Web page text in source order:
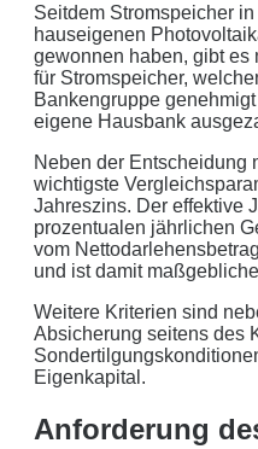
Sie erhalten einen Anruf
Stunden.Getreu unser
behandeln wir Ihr
mit den altbewährten
Tugenden.
Aus der Region, für die
nur mit regionalen
Kunden in Schleswig-
Ihre Daten in guten
keine Weitergabe an
sichere
Seitdem Stromspeicher
hauseigenen
gewonnen haben, gibt es
für Stromspeicher,
Bankengruppe
eigene Hausbank
Neben der Entscheidung
wichtigste
Jahreszins. Der effektive
prozentualen jährlichen
vom
und ist damit
Weitere Kriterien sind
Absicherung seitens des
Eigenkapital.
Anforderung